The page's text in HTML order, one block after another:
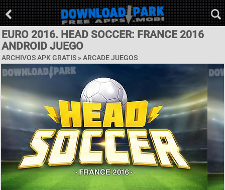
EURO 2016. HEAD SOCCER: FRANCE 2016
ANDROID JUEGO
ARCHIVOS APK GRATIS » ARCADE JUEGOS